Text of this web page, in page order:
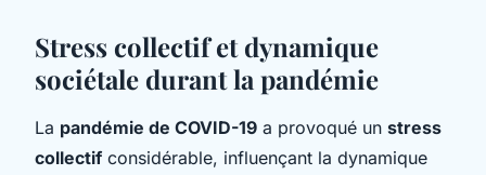
Stress collectif et dynamique
sociétale durant la pandémie
La pandémie de COVID-19 a provoqué un stress
collectif considérable, influençant la dynamique